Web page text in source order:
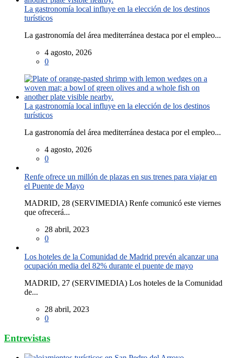
La gastronomía local influye en la elección de los destinos
turísticos
La gastronomía del área mediterránea destaca por el empleo...
4 agosto, 2026
0
La gastronomía local influye en la elección de los destinos
turísticos
La gastronomía del área mediterránea destaca por el empleo...
4 agosto, 2026
0
Renfe ofrece un millón de plazas en sus trenes para viajar en
el Puente de Mayo
MADRID, 28 (SERVIMEDIA) Renfe comunicó este viernes
que ofrecerá...
28 abril, 2023
0
Los hoteles de la Comunidad de Madrid prevén alcanzar una
ocupación media del 82% durante el puente de mayo
MADRID, 27 (SERVIMEDIA) Los hoteles de la Comunidad
de...
28 abril, 2023
0
Entrevistas